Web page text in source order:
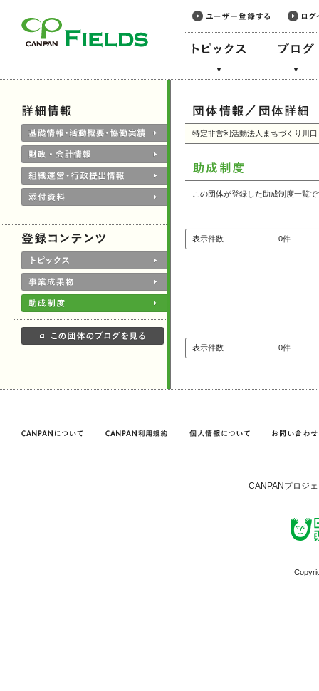
特定非営利活動法人まちづくり川口
この団体が登録した助成制度一覧
表示件数 0件
表示件数 0件
CANPANプロジ